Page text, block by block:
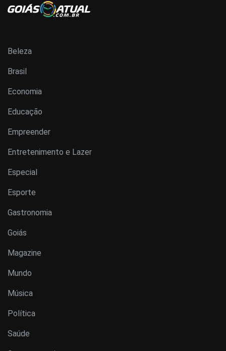
Beleza
Brasil
Economia
Educação
Empreender
Entretenimento e Lazer
Especial
Esporte
Gastronomia
Goiás
Magazine
Mundo
Música
Política
Saúde